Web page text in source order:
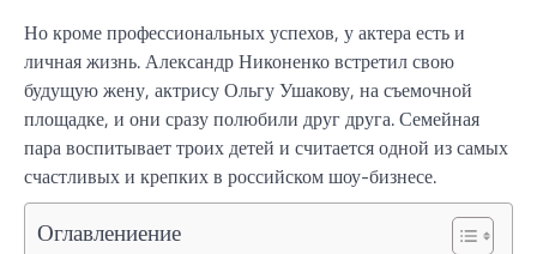
Но кроме профессиональных успехов, у актера есть и
личная жизнь. Александр Никоненко встретил свою
будущую жену, актрису Ольгу Ушакову, на съемочной
площадке, и они сразу полюбили друг друга. Семейная
пара воспитывает троих детей и считается одной из самых
счастливых и крепких в российском шоу-бизнесе.
Оглавлениение